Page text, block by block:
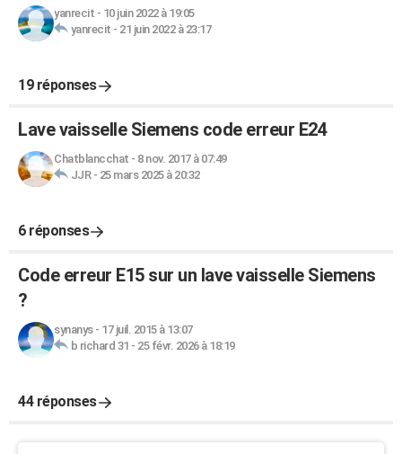
yanrecit - 10 juin 2022 à 19:05
yanrecit - 21 juin 2022 à 23:17
19 réponses
Lave vaisselle Siemens code erreur E24
Chatblancchat - 8 nov. 2017 à 07:49
JJR- 25 mars 2025 à 20:32
6 réponses
Code erreur E15 sur un lave vaisselle Siemens
?
synanys- 17 juil. 2015 à 13:07
b richard 31 - 25 févr. 2026 à 18:19
44 réponses